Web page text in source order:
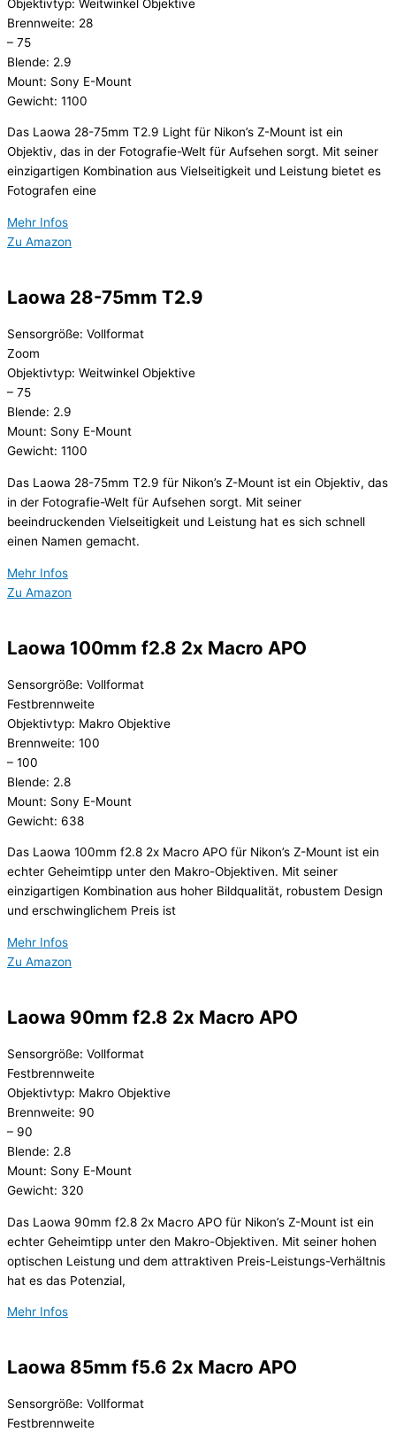
Objektivtyp: Weitwinkel Objektive
Brennweite: 28
– 75
Blende: 2.9
Mount: Sony E-Mount
Gewicht: 1100
Das Laowa 28-75mm T2.9 Light für Nikon’s Z-Mount ist ein
Objektiv, das in der Fotografie-Welt für Aufsehen sorgt. Mit seiner
einzigartigen Kombination aus Vielseitigkeit und Leistung bietet es
Fotografen eine
Mehr Infos
Zu Amazon
Laowa 28-75mm T2.9
Sensorgröße: Vollformat
Zoom
Objektivtyp: Weitwinkel Objektive
– 75
Blende: 2.9
Mount: Sony E-Mount
Gewicht: 1100
Das Laowa 28-75mm T2.9 für Nikon’s Z-Mount ist ein Objektiv, das
in der Fotografie-Welt für Aufsehen sorgt. Mit seiner
beeindruckenden Vielseitigkeit und Leistung hat es sich schnell
einen Namen gemacht.
Mehr Infos
Zu Amazon
Laowa 100mm f2.8 2x Macro APO
Sensorgröße: Vollformat
Festbrennweite
Objektivtyp: Makro Objektive
Brennweite: 100
– 100
Blende: 2.8
Mount: Sony E-Mount
Gewicht: 638
Das Laowa 100mm f2.8 2x Macro APO für Nikon’s Z-Mount ist ein
echter Geheimtipp unter den Makro-Objektiven. Mit seiner
einzigartigen Kombination aus hoher Bildqualität, robustem Design
und erschwinglichem Preis ist
Mehr Infos
Zu Amazon
Laowa 90mm f2.8 2x Macro APO
Sensorgröße: Vollformat
Festbrennweite
Objektivtyp: Makro Objektive
Brennweite: 90
– 90
Blende: 2.8
Mount: Sony E-Mount
Gewicht: 320
Das Laowa 90mm f2.8 2x Macro APO für Nikon’s Z-Mount ist ein
echter Geheimtipp unter den Makro-Objektiven. Mit seiner hohen
optischen Leistung und dem attraktiven Preis-Leistungs-Verhältnis
hat es das Potenzial,
Mehr Infos
Laowa 85mm f5.6 2x Macro APO
Sensorgröße: Vollformat
Festbrennweite